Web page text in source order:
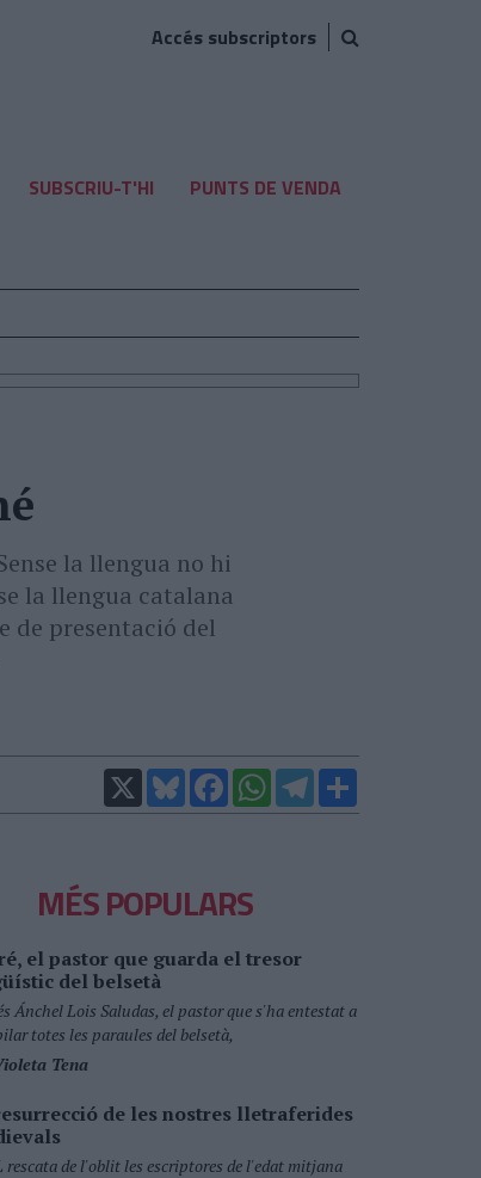
Accés subscriptors
SUBSCRIU-T'HI PUNTS DE VENDA
la llengua no hi
la llengua catalana
de presentació del
X BlueskyFacebookWhatsAppTelegram
MÉS POPULARS
el pastor que guarda el tresor
del belsetà
Ánchel Lois Saludas, el pastor que s'ha entestat a
totes les paraules del belsetà,
Tena
de les nostres lletraferides
rescata de l'oblit les escriptores de l'edat mitjana